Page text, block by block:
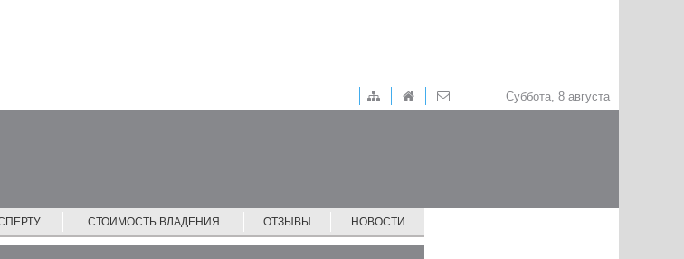
Суббота, 8 августа
СТОИМОСТЬ ВЛАДЕНИЯ ОТЗЫВЫ НОВОСТИ